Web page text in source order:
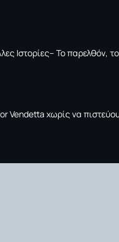
Ιστορίες– Το παρελθόν,
Vendetta χωρίς να